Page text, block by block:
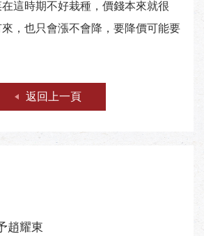
這時期不好栽種，價錢本來就很
，也只會漲不會降，要降價可能要
返回上一頁
趙耀東